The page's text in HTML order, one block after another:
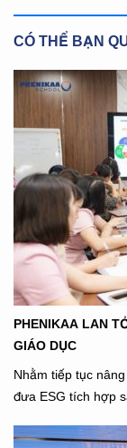
CÓ THỂ BẠN
PHENIKAA LAN
GIÁO DỤC
Nhằm tiếp tục
đưa ESG tích hợp